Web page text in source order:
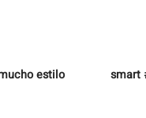
estilo smart